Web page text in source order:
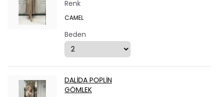
Renk
CAMEL
Beden
DALİDA POPLİN
GÖMLEK